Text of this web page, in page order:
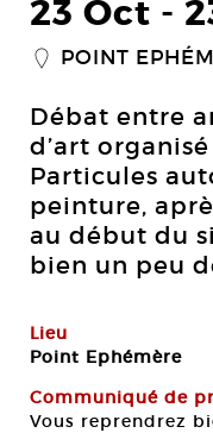
23 Oct -
_ POINT
Débat entre
d’art
Particules
peinture,
au début du
bien un peu
Lieu
Point Ephémère
Communiqué de
Vous reprendrez